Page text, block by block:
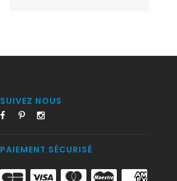
SUIVEZ NOUS
PAIEMENT SÉCURISÉ